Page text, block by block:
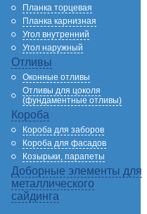
Планка торцевая
Планка карнизная
Угол внутренний
Угол наружный
Отливы
Оконные отливы
Отливы для цоколя
(фундаментные отливы)
Короба
Короба для заборов
Короба для фасадов
Козырьки, парапеты
Доборные элементы для
металлического
сайдинга